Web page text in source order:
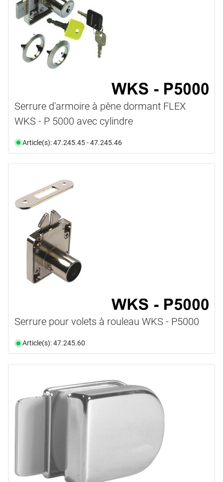
Serrure d'armoire à pène dormant FLEX
WKS - P 5000 avec cylindre
Article(s): 47.245.45 - 47.245.46
Serrure pour volets à rouleau WKS - P5000
Article(s): 47.245.60